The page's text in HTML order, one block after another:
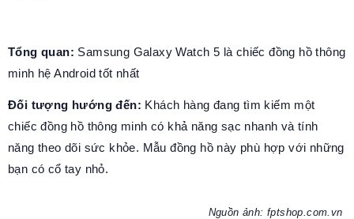
Tổng quan: Samsung Galaxy Watch 5 là chiếc đồng hồ thông
minh hệ Android tốt nhất
Đối tượng hướng đến: Khách hàng đang tìm kiếm một
chiếc đồng hồ thông minh có khả năng sạc nhanh và tính
năng theo dõi sức khỏe. Mẫu đồng hồ này phù hợp với những
bạn có cổ tay nhỏ.
Nguồn ảnh: fptshop.com.vn